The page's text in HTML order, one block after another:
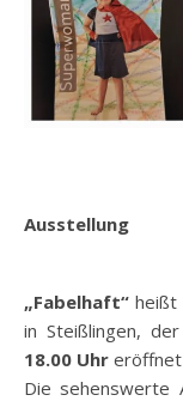
Ausstellung
„Fabelhaft“ heißt
in Steißlingen,
18.00 Uhr
Die sehenswerte